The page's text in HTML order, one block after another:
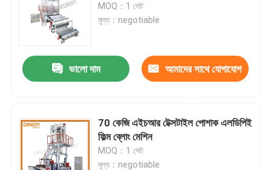
MOQ：1 সেট
মূল্য：negotiable
ভালো দাম আমাদের সাথে যোগাযোগ
70 কেজি এইচআর টেক্সটাইল পোশাক এলডিপিই
ফিল্ম ব্লোং মেশিন
MOQ：1 সেট
মূল্য：negotiable